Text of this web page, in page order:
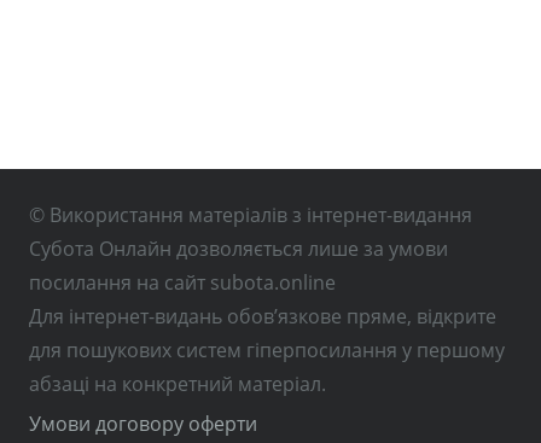
© Використання матеріалів з інтернет-видання
Субота Онлайн дозволяється лише за умови
посилання на сайт subota.online
Для інтернет-видань обов’язкове пряме, відкрите
для пошукових систем гіперпосилання у першому
абзаці на конкретний матеріал.
Умови договору оферти